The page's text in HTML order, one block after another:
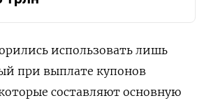
использовать лишь
при выплате купонов
составляют основную